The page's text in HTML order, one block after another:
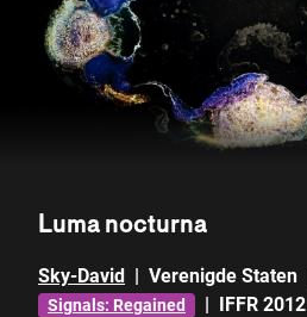
Luma nocturna
Sky-David | Verenigde Staten
Signals: Regained | IFFR 2012